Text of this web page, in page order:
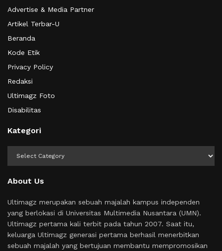
Advertise & Media Partner
Artikel Terbar-U
Beranda
Kode Etik
Privacy Policy
Redaksi
Ultimagz Foto
Disabilitas
Kategori
About Us
Ultimagz merupakan sebuah majalah kampus independen
yang berlokasi di Universitas Multimedia Nusantara (UMN).
Ultimagz pertama kali terbit pada tahun 2007. Saat itu,
keluarga Ultimagz generasi pertama berhasil menerbitkan
sebuah majalah yang bertujuan membantu mempromosikan